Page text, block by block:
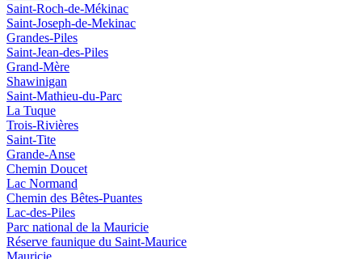
Saint-Roch-de-Mékinac
Saint-Joseph-de-Mekinac
Grandes-Piles
Saint-Jean-des-Piles
Grand-Mère
Shawinigan
Saint-Mathieu-du-Parc
La Tuque
Trois-Rivières
Saint-Tite
Grande-Anse
Chemin Doucet
Lac Normand
Chemin des Bêtes-Puantes
Lac-des-Piles
Parc national de la Mauricie
Réserve faunique du Saint‑Maurice
Mauricie